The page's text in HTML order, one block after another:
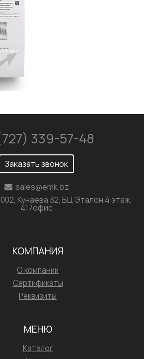
339-57-48
Заказать звонок
sales@emk.bz
Кунаева 32, БЦ Эталон 4 этаж,
417офис
КОМПАНИЯ
О компании
Сертификаты
Реквизиты
МЕНЮ
Каталог